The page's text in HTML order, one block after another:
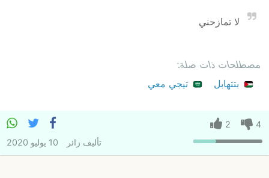
لا تمازحني
مصطلحات ذات صلة:
بتتهابل
تيجي معي
4
2
تأليف زائر 10 يوليو 2020